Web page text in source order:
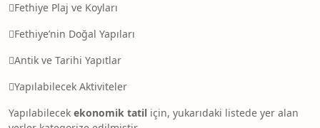
Fethiye Plaj ve Koyları
Fethiye’nin Doğal Yapıları
Antik ve Tarihi Yapıtlar
Yapılabilecek Aktiviteler
Yapılabilecek ekonomik tatil için, yukarıdaki listede yer alan